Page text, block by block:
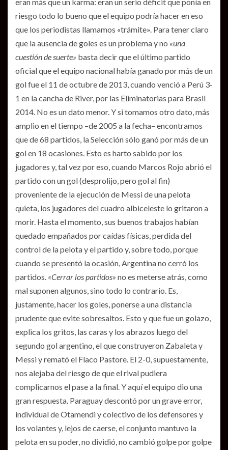
riesgo todo lo bueno que el equipo podría hacer en eso
que los periodistas llamamos «trámite». Para tener claro
que la ausencia de goles es un problema y no «una
cuestión de suerte» basta decir que el último partido
oficial que el equipo nacional había ganado por más de un
gol fue el 11 de octubre de 2013, cuando venció a Perú 3-
1 en la cancha de River, por las Eliminatorias para Brasil
2014. No es un dato menor. Y si tomamos otro dato, más
amplio en el tiempo –de 2005 a la fecha– encontramos
que de 68 partidos, la Selección sólo ganó por más de un
gol en 18 ocasiones. Esto es harto sabido por los
jugadores y, tal vez por eso, cuando Marcos Rojo abrió el
partido con un gol (desprolijo, pero gol al fin)
proveniente de la ejecución de Messi de una pelota
quieta, los jugadores del cuadro albiceleste lo gritaron a
morir. Hasta el momento, sus buenos trabajos habían
quedado empañados por caídas físicas, perdida del
control de la pelota y el partido y, sobre todo, porque
cuando se presentó la ocasión, Argentina no cerró los
partidos. «Cerrar los partidos» no es meterse atrás, como
mal suponen algunos, sino todo lo contrario. Es,
justamente, hacer los goles, ponerse a una distancia
prudente que evite sobresaltos. Esto y que fue un golazo,
explica los gritos, las caras y los abrazos luego del
segundo gol argentino, el que construyeron Zabaleta y
Messi y remató el Flaco Pastore. El 2-0, supuestamente,
nos alejaba del riesgo de que el rival pudiera
complicarnos el pase a la final. Y aquí el equipo dio una
gran respuesta. Paraguay descontó por un grave error,
individual de Otamendi y colectivo de los defensores y
los volantes y, lejos de caerse, el conjunto mantuvo la
pelota en su poder, no dividió, no cambió golpe por golpe